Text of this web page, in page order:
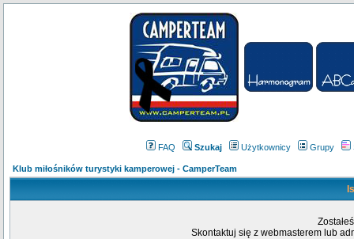
FAQ Szukaj Użytkownicy Grupy
Klub miłośników turystyki kamperowej - CamperTeam
Skontaktuj się z webmasterem lub